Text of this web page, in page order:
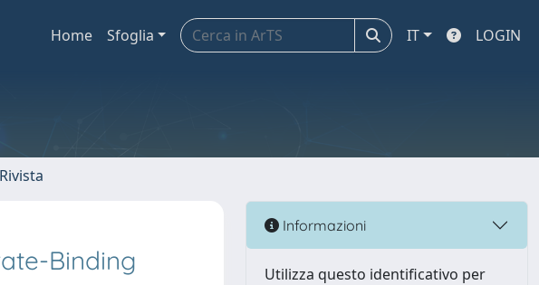
Home Sfoglia IT LOGIN
Binding
Informazioni
Utilizza questo identificativo per